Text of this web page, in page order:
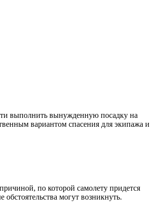
выполнить вынужденную посадку на
вариантом спасения для экипажа и
по которой самолету придется
могут возникнуть.